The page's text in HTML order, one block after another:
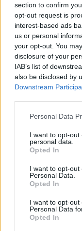
section to confirm
opt-out request is
interest-based ads
us or personal
your opt-out. You
disclosure of your
IAB’s list of
also be disclosed by
Downstream
Please note that this
not limited to your
grant or deny
use your data for
consent section.
Personal Data
I want to opt-
personal data.
Opted In
I want to opt-out
Personal Data.
Opted In
I want to opt-
Personal Data
Opted In
anche leve
incentivi
mirata alla
AUTORE
Ilaria
Ilaria
al Teatro
desk